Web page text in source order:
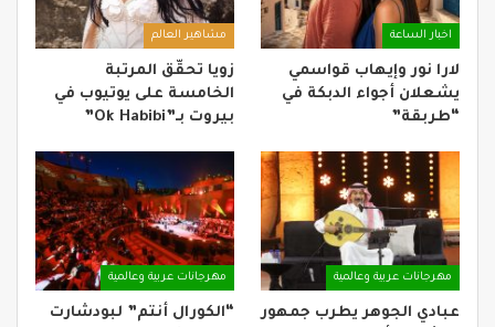
اخبار الساعة
لارا نور وإيهاب قواسمي
يشعلان أجواء الدبكة في
“طربقة”
مشاهير العالم
زويا تحقّق المرتبة
الخامسة على يوتيوب في
بيروت بـ”Ok Habibi”
مهرجانات عربية وعالمية
عبادي الجوهر يطرب جمهور
مهرجانات عربية وعالمية
“الكورال أنتم” لبودشارت